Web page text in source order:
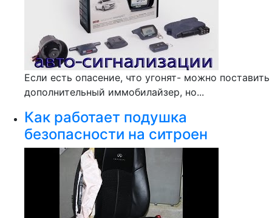
Если есть опасение, что угонят- можно поставить
дополнительный иммобилайзер, но...
Как работает подушка
безопасности на ситроен